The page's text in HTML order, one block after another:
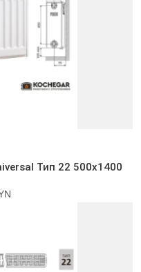
Тип 22 500x1400